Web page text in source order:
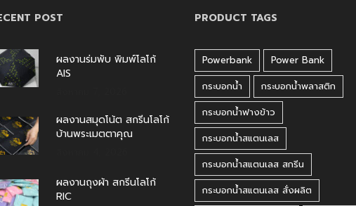
POST
ผลงานร่มพับ พิมพ์โลโก้
AIS
ผลงานสมุดโน้ต สกรีนโลโก้
บ้านพระเมตตาคุณ
ผลงานถุงผ้า สกรีนโลโก้
RIC
PRODUCT TAGS
Powerbank
Power Bank
กระบอกน้ำ
กระบอกน้ำพลาสติก
กระบอกน้ำฟางข้าว
กระบอกน้ำสแตนเลส
กระบอกน้ำสแตนเลส สกรีน
กระบอกน้ำสแตนเลส สั่งผลิต